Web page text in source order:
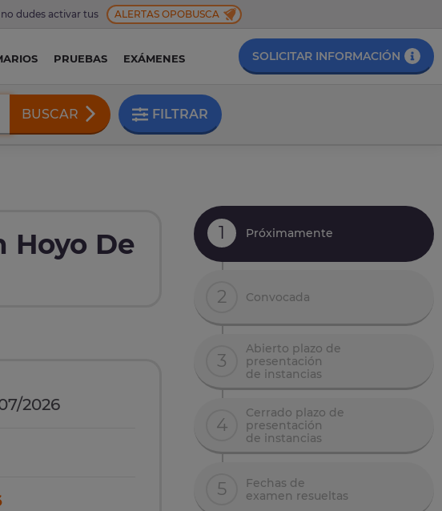
dudes activar tus ALERTAS OPOBUSCA
PRUEBAS EXÁMENES SOLICITAR INFORMACIÓN
BUSCAR FILTRAR
Hoyo De
2026
1 Próximamente
2 Convocada
3
Abierto plazo de
presentación
de instancias
4
Cerrado plazo de
presentación
de instancias
5
Fechas de
examen resueltas